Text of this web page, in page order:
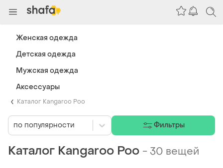
Каталог Kangaroo Poo
Каталог Kangaroo Poo - 30 вещей
по популярности Фильтры
Женская одежда
Детская одежда
Мужская одежда
Аксессуары